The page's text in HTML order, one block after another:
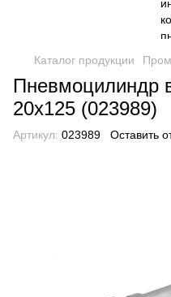
Каталог продукции
Пневмоцилиндр
20x125 (023989)
Артикул: 023989 Оставить